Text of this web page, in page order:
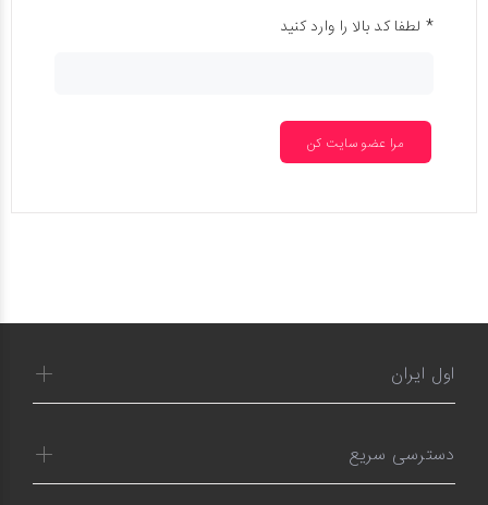
* لطفا کد بالا را وارد کنید
مرا عضو سایت کن
اول ایران
دسترسی سریع